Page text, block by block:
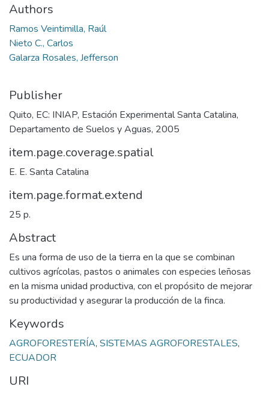
Authors
Ramos Veintimilla, Raúl
Nieto C., Carlos
Galarza Rosales, Jefferson
Publisher
Quito, EC: INIAP, Estación Experimental Santa Catalina,
Departamento de Suelos y Aguas, 2005
item.page.coverage.spatial
E. E. Santa Catalina
item.page.format.extend
25 p.
Abstract
Es una forma de uso de la tierra en la que se combinan
cultivos agrícolas, pastos o animales con especies leñosas
en la misma unidad productiva, con el propósito de mejorar
su productividad y asegurar la producción de la finca.
Keywords
AGROFORESTERÍA, SISTEMAS AGROFORESTALES,
ECUADOR
URI